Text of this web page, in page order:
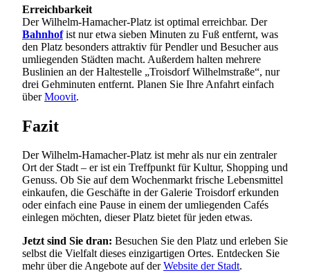
Erreichbarkeit
Der Wilhelm-Hamacher-Platz ist optimal erreichbar. Der
Bahnhofist nur etwa sieben Minuten zu Fuß entfernt, was
den Platz besonders attraktiv für Pendler und Besucher aus
umliegenden Städten macht. Außerdem halten mehrere
Buslinien an der Haltestelle „Troisdorf Wilhelmstraße“, nur
drei Gehminuten entfernt. Planen Sie Ihre Anfahrt einfach
überMoovit.
Fazit
Der Wilhelm-Hamacher-Platz ist mehr als nur ein zentraler
Ort der Stadt – er ist ein Treffpunkt für Kultur, Shopping und
Genuss. Ob Sie auf dem Wochenmarkt frische Lebensmittel
einkaufen, die Geschäfte in der Galerie Troisdorf erkunden
oder einfach eine Pause in einem der umliegenden Cafés
einlegen möchten, dieser Platz bietet für jeden etwas.
Jetzt sind Sie dran: Besuchen Sie den Platz und erleben Sie
selbst die Vielfalt dieses einzigartigen Ortes. Entdecken Sie
mehr über die Angebote auf derWebsite der Stadt.